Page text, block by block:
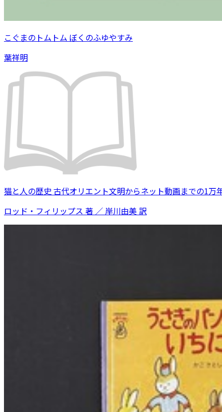
こぐまのトムトム ぼくのふゆやすみ
葉祥明
猫と人の歴史 古代オリエント文明からネット動画までの1万
ロッド・フィリップス 著 ／ 岸川由美 訳